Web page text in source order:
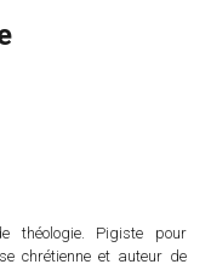
théologie. Pigiste pour
chrétienne et auteur de